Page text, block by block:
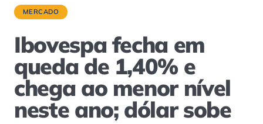
MERCADO
Ibovespa fecha em
queda de 1,40% e
chega ao menor nível
neste ano; dólar sobe